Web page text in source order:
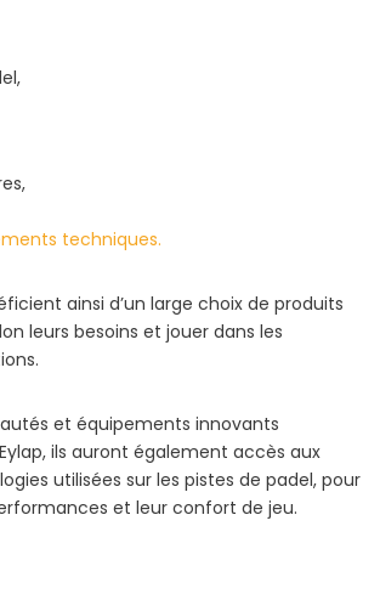
techniques.
ainsi d’un large choix de produits
leurs besoins et jouer dans les
et équipements innovants
ils auront également accès aux
utilisées sur les pistes de padel, pour
et leur confort de jeu.